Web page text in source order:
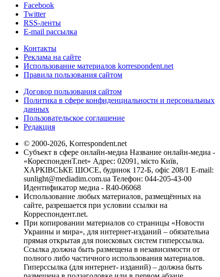
Facebook
Twitter
RSS-ленты
E-mail рассылка
Контакты
Реклама на сайте
Использование материалов korrespondent.net
Правила пользования сайтом
Договор пользования сайтом
Политика в сфере конфиденциальности и персональных
данных
Пользовательское соглашение
Редакция
© 2000-2026, Korrespondent.net
Субъект в сфере онлайн-медиа Название онлайн-медиа -
«КореспонденТ.net» Адрес: 02091, місто Київ,
ХАРКІВСЬКЕ ШОСЕ, будинок 172-Б, офіс 208/1 E-mail:
sunlight@mediadim.com.ua Телефон: 044-205-43-00
Идентификатор медиа - R40-06068
Использование любых материалов, размещённых на
сайте, разрешается при условии ссылки на
Корреспондент.net.
При копировании материалов со страницы «Новости
Украины и мира», для интернет-изданий – обязательна
прямая открытая для поисковых систем гиперссылка.
Ссылка должна быть размещена в независимости от
полного либо частичного использования материалов.
Гиперссылка (для интернет- изданий) – должна быть